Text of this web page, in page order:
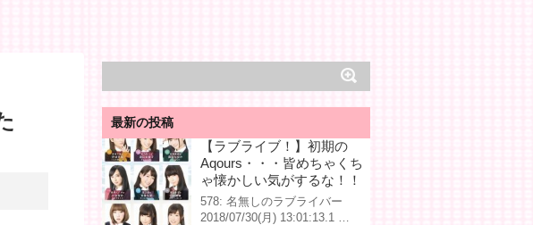
最新の投稿
【ラブライブ！】初期の
Aqours・・・皆めちゃくち
ゃ懐かしい気がするな！！
578: 名無しのラブライバー
2018/07/30(月) 13:01:13.1 …